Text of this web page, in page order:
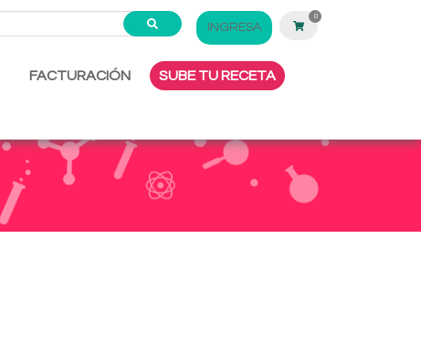
INGRESA
0
FACTURACIÓN SUBE TU RECETA